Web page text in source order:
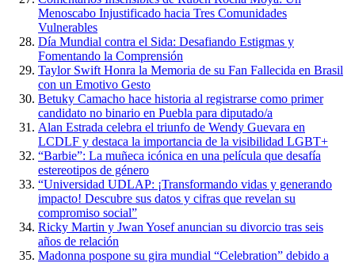
Menoscabo Injustificado hacia Tres Comunidades
Vulnerables
Día Mundial contra el Sida: Desafiando Estigmas y
Fomentando la Comprensión
Taylor Swift Honra la Memoria de su Fan Fallecida en Brasil
con un Emotivo Gesto
Betuky Camacho hace historia al registrarse como primer
candidato no binario en Puebla para diputado/a
Alan Estrada celebra el triunfo de Wendy Guevara en
LCDLF y destaca la importancia de la visibilidad LGBT+
“Barbie”: La muñeca icónica en una película que desafía
estereotipos de género
“Universidad UDLAP: ¡Transformando vidas y generando
impacto! Descubre sus datos y cifras que revelan su
compromiso social”
Ricky Martin y Jwan Yosef anuncian su divorcio tras seis
años de relación
Madonna pospone su gira mundial “Celebration” debido a